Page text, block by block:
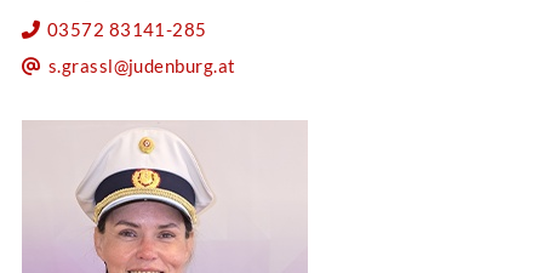
03572 83141-285
s.grassl@judenburg.at